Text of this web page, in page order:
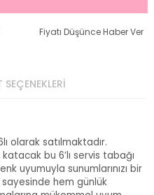
Fiyatı Düşünce Haber Ver
olarak satılmaktadır.
bu 6’lı servis tabağı
uyumuyla sunumlarınızı bir
sayesinde hem günlük